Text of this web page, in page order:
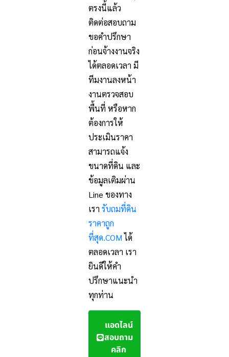
ตรงนี้แล้ว
ติดต่อสอบถาม
ขอคำปรึกษา
ก่อนจ้างงานจริง
ได้ตลอดเวลา มี
ทีมงานลงหน้า
งานตรวจสอบ
พื้นที่ หรือหาก
ต้องการให้
ประเมินราคา
สามารถแจ้ง
ขนาดที่ดิน และ
ข้อมูลเติมผ่าน
Line ของทาง
เรา รับถมที่ดิน
ราคาถูก
ที่สุด.COMได้
ตลอดเวลา เรา
ยินดีให้คำ
ปรึกษาแนะนำ
ทุกท่าน
แอดไลน์
สอบถาม
คลิก